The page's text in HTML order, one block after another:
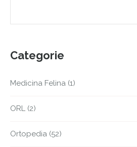
Categorie
Medicina Felina (1)
ORL (2)
Ortopedia (52)